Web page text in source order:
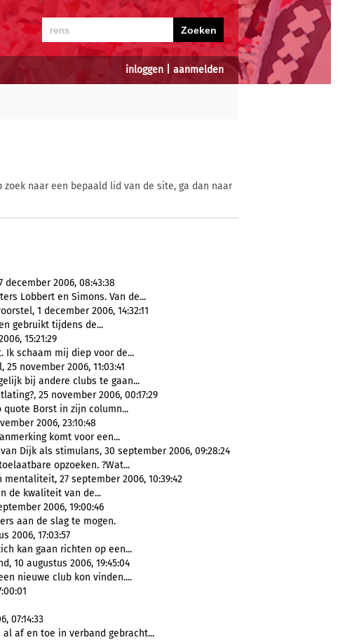
inloggen aanmelden
naar een bepaald lid van de site, ga dan naar
2006, 08:43:38
Lobbert en Simons. Van de...
1 december 2006, 14:32:11
gebruikt tijdens de...
15:21:29
Ik schaam mij diep voor de...
november 2006, 11:03:41
bij andere clubs te gaan...
25 november 2006, 00:17:29
quote Borst in zijn column...
2006, 23:10:48
komt voor een...
Dijk als stimulans, 30 september 2006, 09:28:24
opzoeken. ?Wat...
27 september 2006, 10:39:42
de kwaliteit van de...
2006, 19:00:46
aan de slag te mogen.
2006, 17:03:57
kan gaan richten op een...
10 augustus 2006, 19:45:04
nieuwe club kon vinden....
07:14:33
af en toe in verband gebracht...